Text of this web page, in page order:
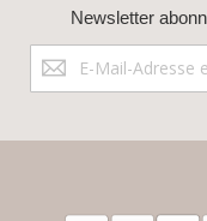
Newsletter
Anmeldung
zum